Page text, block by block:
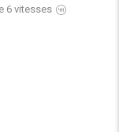
6 vitesses